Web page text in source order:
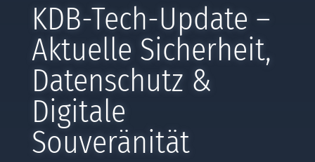
KDB-Tech-Update –
Aktuelle Sicherheit,
Datenschutz &
Digitale
Souveränität